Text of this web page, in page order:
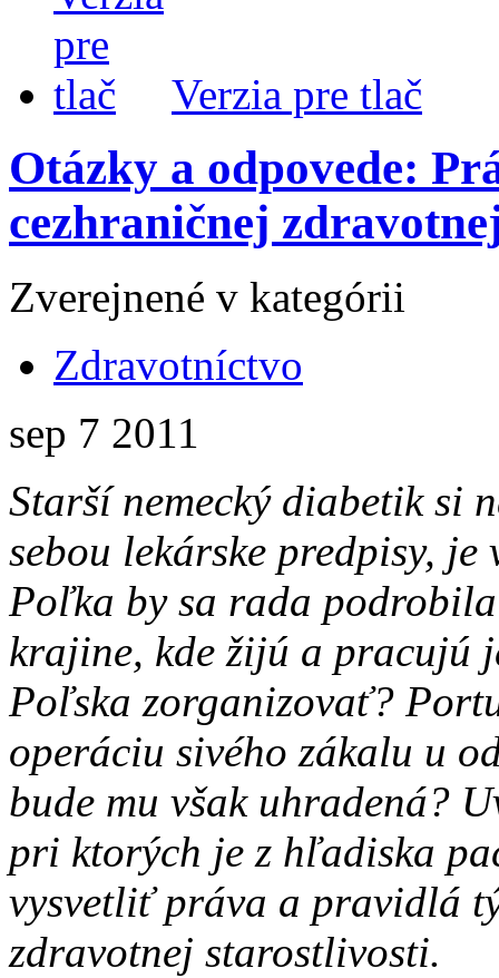
Verzia pre tlač
Otázky a odpovede:
cezhraničnej
Zverejnené v kategórii
Zdravotníctvo
sep 7 2011
Starší nemecký diabetik si
sebou lekárske predpisy,
Poľka by sa rada
krajine, kde žijú a pracujú
Poľska zorganizovať?
operáciu sivého zákalu u
bude mu však uhradená?
pri ktorých je z hľadiska
vysvetliť práva a pravidlá
zdravotnej starostlivosti.